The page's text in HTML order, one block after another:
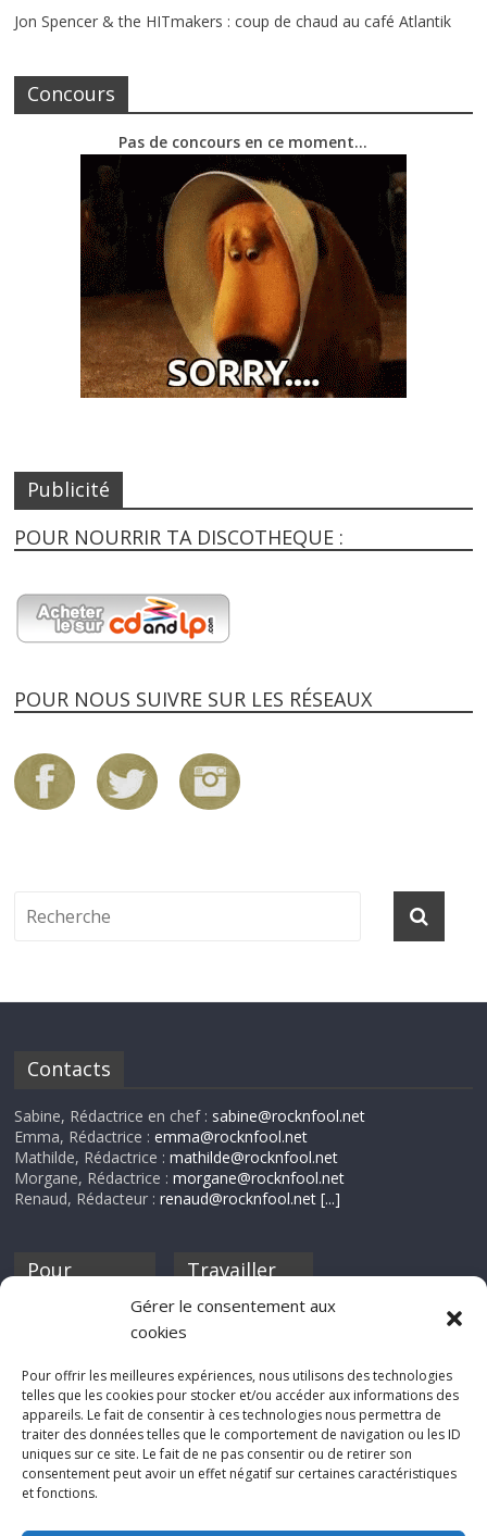
Gérer le consentement aux
cookies
Pour offrir les meilleures expériences, nous utilisons des technologies
telles que les cookies pour stocker et/ou accéder aux informations des
appareils. Le fait de consentir à ces technologies nous permettra de
traiter des données telles que le comportement de navigation ou les ID
uniques sur ce site. Le fait de ne pas consentir ou de retirer son
consentement peut avoir un effet négatif sur certaines caractéristiques
et fonctions.
Jon Spencer & the HITmakers : coup de chaud au café Atlantik
Concours
Pas de concours en ce moment…
Publicité
POUR NOURRIR TA DISCOTHEQUE :
POUR NOUS SUIVRE SUR LES RÉSEAUX
Contacts
Sabine, Rédactrice en chef : sabine@rocknfool.net
Emma, Rédactrice :emma@rocknfool.net
Mathilde, Rédactrice :mathilde@rocknfool.net
Morgane, Rédactrice :morgane@rocknfool.net
Renaud, Rédacteur :renaud@rocknfool.net [...]
Pour
discothèque
Travailler
Si tu souhaites
Rocknfool, n'hésite
pas à nous envoyer
tes chroniques de
concerts, de films,
séries ou des billets
d'humeur :
net